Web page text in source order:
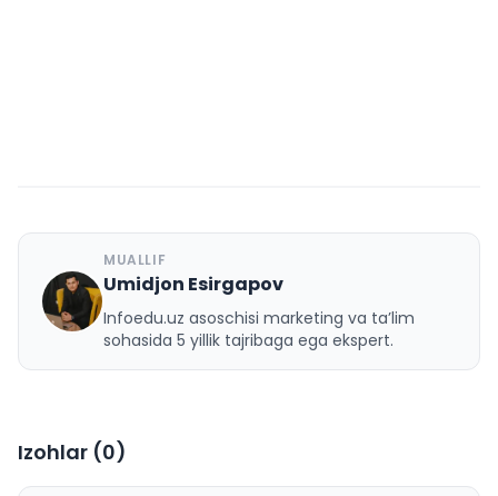
U
MUALLIF
Umidjon Esirgapov
Infoedu.uz asoschisi marketing va ta’lim
sohasida 5 yillik tajribaga ega ekspert.
Izohlar (0)